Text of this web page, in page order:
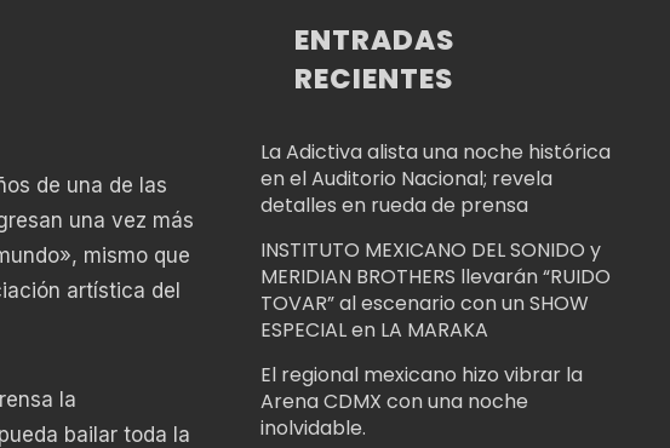
de una de las
una vez más
mismo que
artística del
la
bailar toda la
ENTRADAS
RECIENTES
La Adictiva alista una noche histórica
en el Auditorio Nacional; revela
detalles en rueda de prensa
INSTITUTO MEXICANO DEL SONIDO y
MERIDIAN BROTHERS llevarán “RUIDO
TOVAR” al escenario con un SHOW
ESPECIAL en LA MARAKA
El regional mexicano hizo vibrar la
Arena CDMX con una noche
inolvidable.